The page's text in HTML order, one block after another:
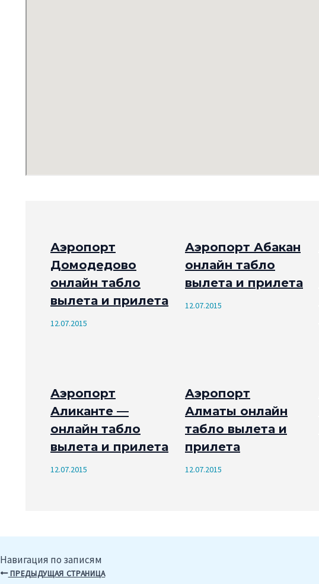
Аэропорт
Домодедово
онлайн табло
вылета и прилета
12.07.2015
Аэропорт Абакан
онлайн табло
вылета и прилета
12.07.2015
Аэропорт
Аликанте —
онлайн табло
вылета и прилета
12.07.2015
Аэропорт
Алматы онлайн
табло вылета и
прилета
12.07.2015
Навигация по записям
ПРЕДЫДУЩАЯ СТРАНИЦА